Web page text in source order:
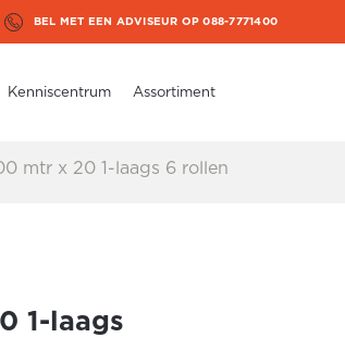
BEL MET EEN ADVISEUR OP 088-7771400
Kenniscentrum Assortiment
mtr x 20 1-laags 6 rollen
1-laags